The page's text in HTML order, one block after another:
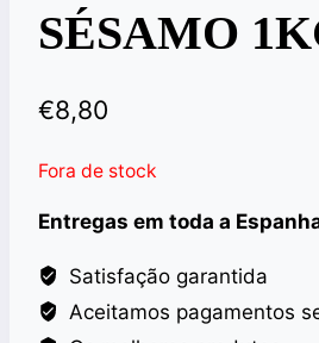
SÉSAMO
€8,80
Fora de stock
Entregas em toda a
Satisfação garantida
Aceitamos pagamentos